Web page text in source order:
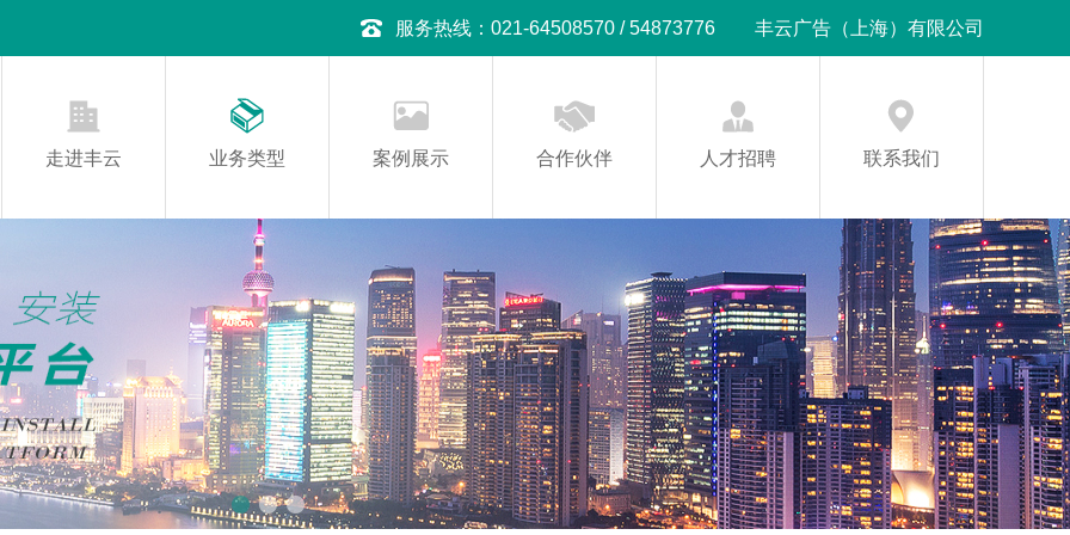
服务热线：021-64508570 / 54873776 丰云广告（上海）有限公司
走进丰云 业务类型 案例展示 合作伙伴 人才招聘 联系我们